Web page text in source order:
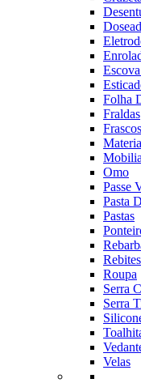
Folha
Fraldas
Mobilia
Omo
Passe
Pasta
Pastas
Rebites
Roupa
Serra
Serra
Velas